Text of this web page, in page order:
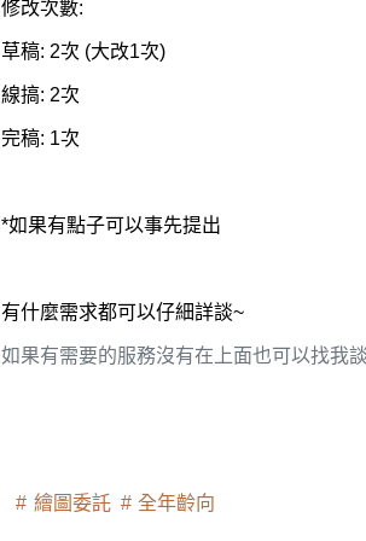
修改次數:
草稿: 2次 (大改1次)
線搞: 2次
完稿: 1次
*如果有點子可以事先提出
有什麼需求都可以仔細詳談~
如果有需要的服務沒有在上面也可以找我
繪圖委託 全年齡向